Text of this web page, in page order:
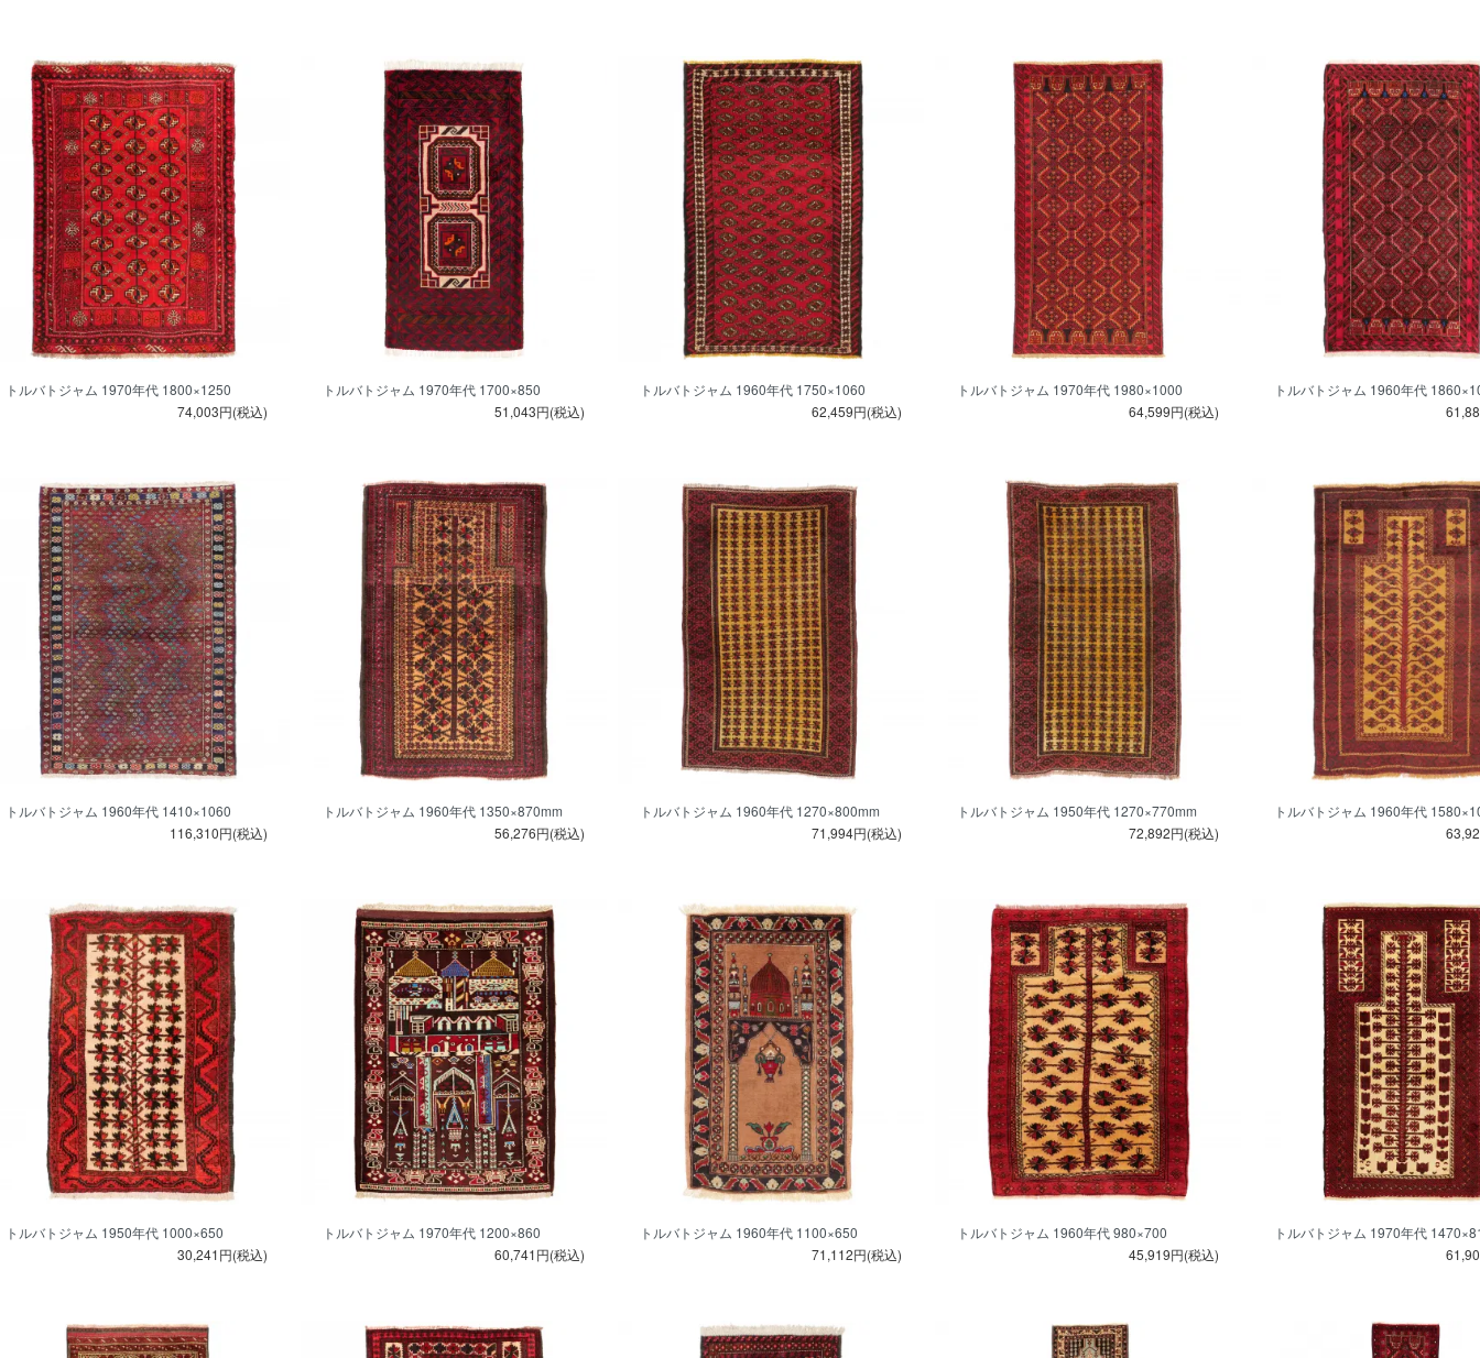
トルバトジャム 1970年代 1800×1250
74,003円(税込)
トルバトジャム 1970年代 1700×850
51,043円(税込)
トルバトジャム 1960年代 1750×1060
62,459円(税込)
トルバトジャム 1970年代 1980×1000
64,599円(税込)
トルバトジャム 1960年代
トルバトジャム 1960年代 1410×1060
116,310円(税込)
トルバトジャム 1960年代 1350×870mm
56,276円(税込)
トルバトジャム 1960年代 1270×800mm
71,994円(税込)
トルバトジャム 1950年代 1270×770mm
72,892円(税込)
トルバトジャム 1960年代
トルバトジャム 1950年代 1000×650
30,241円(税込)
トルバトジャム 1970年代 1200×860
60,741円(税込)
トルバトジャム 1960年代 1100×650
71,112円(税込)
トルバトジャム 1960年代 980×700
45,919円(税込)
トルバトジャム 1970年代